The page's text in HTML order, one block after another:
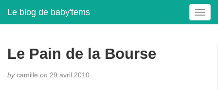
Le blog de baby'tems
T
o
Le Pain de la Bourse
bycamille on 29 avril 2010